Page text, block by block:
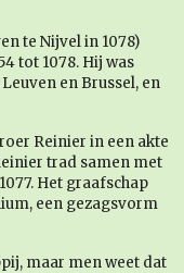
te Nijvel in 1078)
tot 1078. Hij was
en Brussel, en
Reinier in een akte
trad samen met
Het graafschap
een gezagsvorm
maar men weet dat